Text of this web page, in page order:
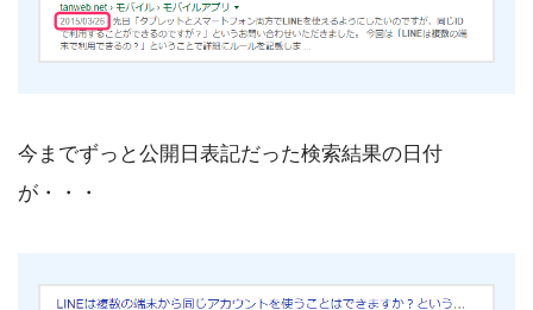
今までずっと公開日表記だった検索結果の日付
が・・・